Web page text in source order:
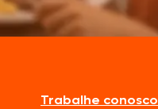
Trabalhe conosco